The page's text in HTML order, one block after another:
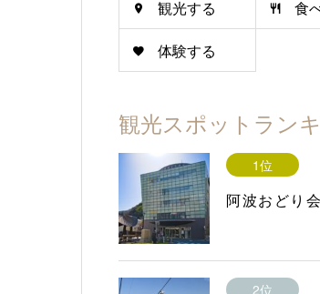
観光する 食
体験する
観光スポットラン
1位
阿波おどり
2位